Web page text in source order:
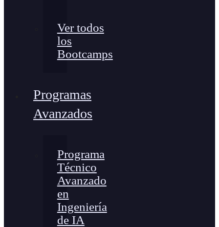
Ver todos
los
Bootcamps
Programas
Avanzados
Programa
Técnico
Avanzado
en
Ingeniería
de IA